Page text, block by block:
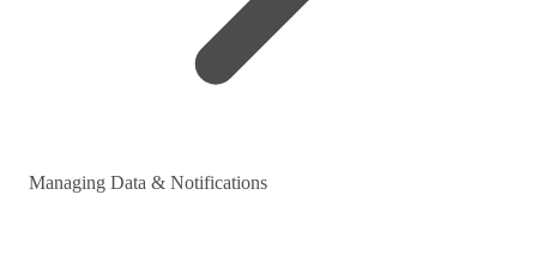
Managing Data & Notifications